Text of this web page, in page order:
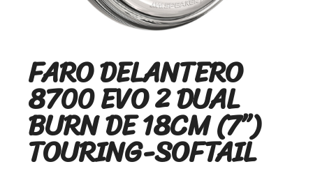
FARO DELANTERO
8700 EVO 2 DUAL
BURN DE 18CM (7’’)
TOURING-SOFTAIL